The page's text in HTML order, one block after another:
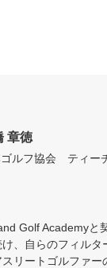
章徳
ルフ協会　ティー
Golf Academyと
、自らのフィルタ
リートゴルファー